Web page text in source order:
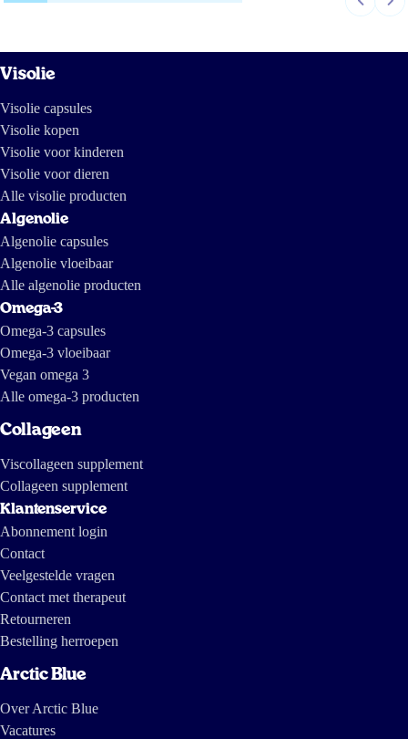
Visolie
Visolie capsules
Visolie kopen
Visolie voor kinderen
Visolie voor dieren
Alle visolie producten
Algenolie
Algenolie capsules
Algenolie vloeibaar
Alle algenolie producten
Omega-3
Omega-3 capsules
Omega-3 vloeibaar
Vegan omega 3
Alle omega-3 producten
Collageen
Viscollageen supplement
Collageen supplement
Klantenservice
Abonnement login
Contact
Veelgestelde vragen
Contact met therapeut
Retourneren
Bestelling herroepen
Arctic Blue
Over Arctic Blue
Vacatures